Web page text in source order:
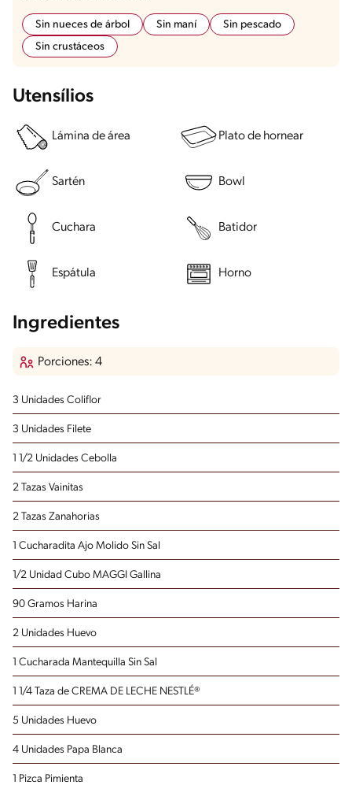
Sin nueces de árbol Sin maní
Sin pescado
Sin crustáceos
Utensílios
Lámina de área Plato de hornear
Sartén Bowl
Cuchara Batidor
Espátula Horno
Ingredientes
Porciones: 4
3 Unidades Coliflor
3 Unidades Filete
1 1/2 Unidades Cebolla
2 Tazas Vainitas
2 Tazas Zanahorias
1 Cucharadita Ajo Molido Sin Sal
1/2 Unidad Cubo MAGGI Gallina
90 Gramos Harina
2 Unidades Huevo
1 Cucharada Mantequilla Sin Sal
1 1/4 Taza de CREMA DE LECHE NESTLÉ®
5 Unidades Huevo
4 Unidades Papa Blanca
1 Pizca Pimienta